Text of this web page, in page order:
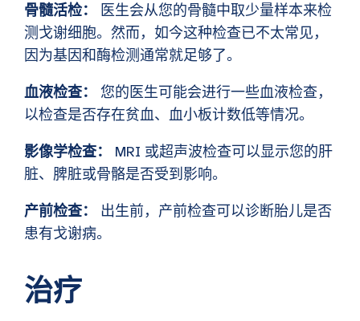
骨髓活检：
医生会从您的骨髓中取少量样本来检
测戈谢细胞。然而，如今这种检查已不太常见，
因为基因和酶检测通常就足够了。
血液检查：
您的医生可能会进行一些血液检查，
以检查是否存在贫血、血小板计数低等情况。
影像学检查：
MRI 或超声波检查可以显示您的肝
脏、脾脏或骨骼是否受到影响。
产前检查：
出生前，产前检查可以诊断胎儿是否
患有戈谢病。
治疗